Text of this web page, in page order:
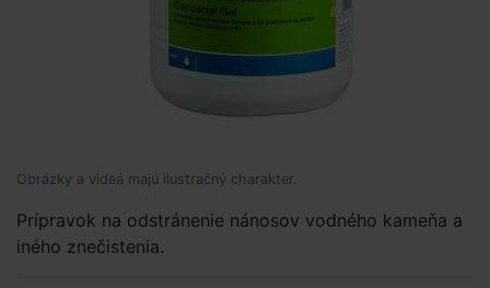
Obrázky a videá majú ilustračný charakter.
Prípravok na odstránenie nánosov vodného kameňa a
iného znečistenia.